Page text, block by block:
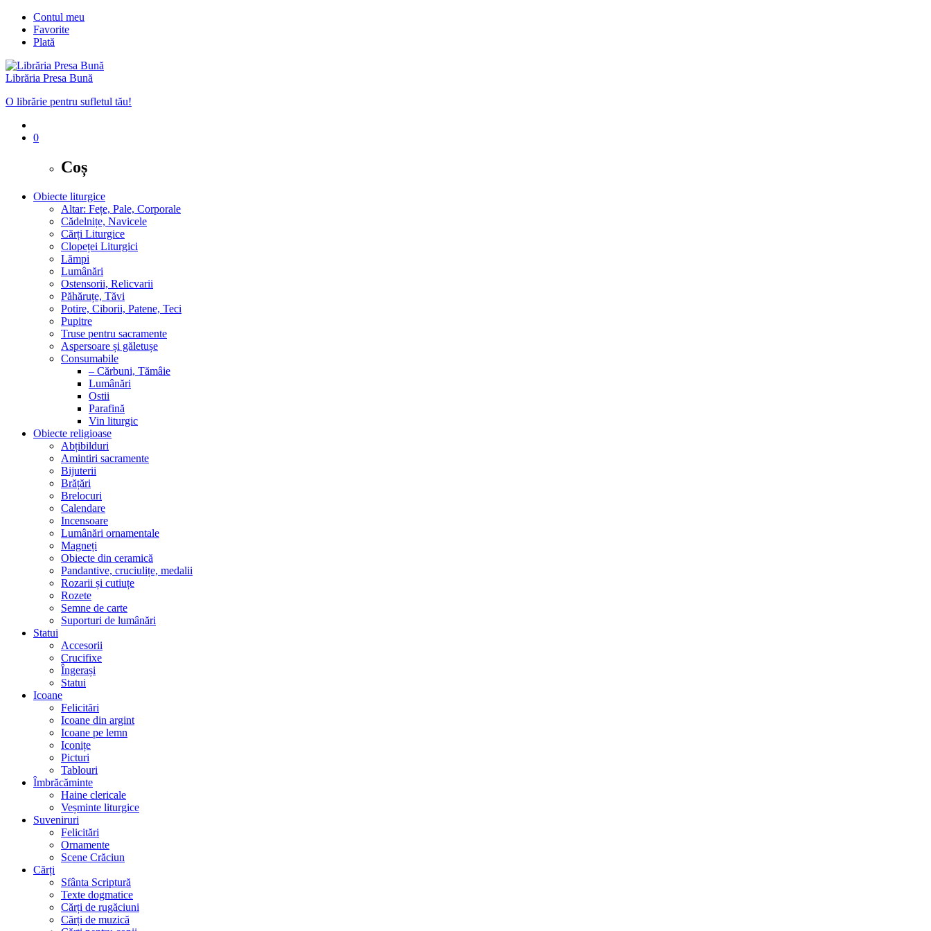
Contul meu
Favorite
Plată
Librăria Presa Bună
O librărie pentru sufletul tău!
0
Coș
Obiecte liturgice
Altar: Fețe, Pale, Corporale
Cădelnițe, Navicele
Cărți Liturgice
Clopeței Liturgici
Lămpi
Lumânări
Ostensorii, Relicvarii
Păhăruțe, Tăvi
Potire, Ciborii, Patene, Teci
Pupitre
Truse pentru sacramente
Aspersoare și găletușe
Consumabile
– Cărbuni, Tămâie
Lumânări
Ostii
Parafină
Vin liturgic
Obiecte religioase
Abțibilduri
Amintiri sacramente
Bijuterii
Brățări
Brelocuri
Calendare
Incensoare
Lumânări ornamentale
Magneți
Obiecte din ceramică
Pandantive, cruciulițe, medalii
Rozarii și cutiuțe
Rozete
Semne de carte
Suporturi de lumânări
Statui
Accesorii
Crucifixe
Îngerași
Statui
Icoane
Felicitări
Icoane din argint
Icoane pe lemn
Iconițe
Picturi
Tablouri
Îmbrăcăminte
Haine clericale
Veșminte liturgice
Suveniruri
Felicitări
Ornamente
Scene Crăciun
Cărți
Sfânta Scriptură
Texte dogmatice
Cărți de rugăciuni
Cărți de muzică